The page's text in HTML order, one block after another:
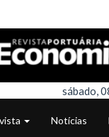
sábado,
Notícias